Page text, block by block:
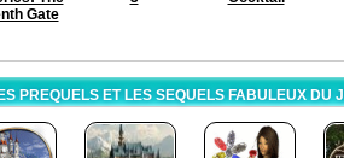
Gate
PREQUELS ET LES SEQUELS FABULEUX DU